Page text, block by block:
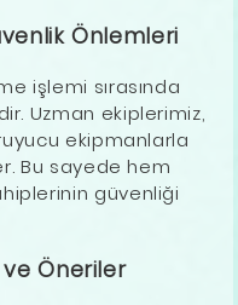
Önlemleri
işlemi sırasında
Uzman ekiplerimiz,
ekipmanlarla
Bu sayede hem
güvenliği
ve Öneriler